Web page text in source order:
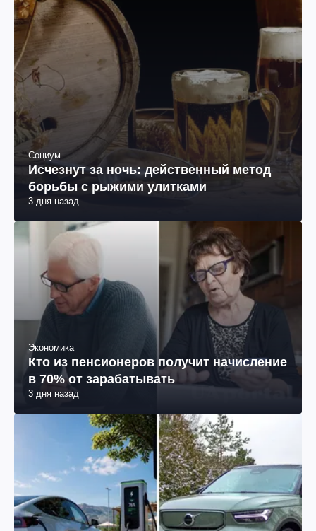
Социум
Исчезнут за ночь: действенный метод
борьбы с рыжими улитками
3 дня назад
Экономика
Кто из пенсионеров получит начисление
в 70% от зарабатывать
3 дня назад